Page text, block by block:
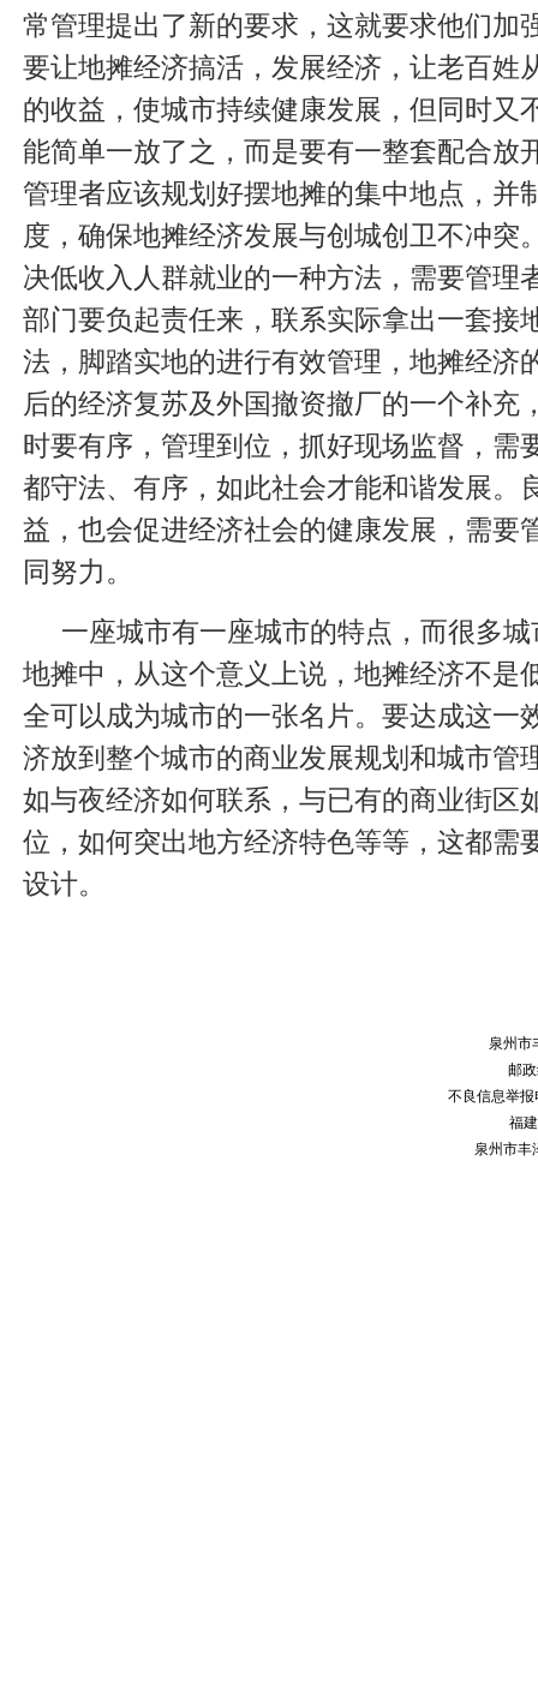
常管理提出了新的要求，这就要求他们加
要让地摊经济搞活，发展经济，让老百姓
的收益，使城市持续健康发展，但同时又
能简单一放了之，而是要有一整套配合放
管理者应该规划好摆地摊的集中地点，并
度，确保地摊经济发展与创城创卫不冲突
决低收入人群就业的一种方法，需要管理
部门要负起责任来，联系实际拿出一套接
法，脚踏实地的进行有效管理，地摊经济
后的经济复苏及外国撤资撤厂的一个补充
时要有序，管理到位，抓好现场监督，需
都守法、有序，如此社会才能和谐发展。
益，也会促进经济社会的健康发展，需要
同努力。
一座城市有一座城市的特点，而很多
地摊中，从这个意义上说，地摊经济不是
全可以成为城市的一张名片。要达成这一
济放到整个城市的商业发展规划和城市管
如与夜经济如何联系，与已有的商业街区
位，如何突出地方经济特色等等，这都需
设计。
泉州市
邮
不良信息举报
福
泉州市丰